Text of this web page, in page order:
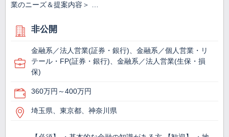
業のニーズ＆提案内容＞ …
非公開
金融系／法人営業(証券・銀行)、金融系／個人営業・リ
テール・FP(証券・銀行)、金融系／法人営業(生保・損
保)
360万円～400万円
埼玉県、東京都、神奈川県